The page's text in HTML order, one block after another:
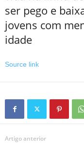
ser pego e
jovens com
idade
Source link
Artigo anterior